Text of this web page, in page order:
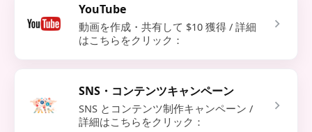
ブログ
YouTube
動画を作成・共有して $10 獲得 / 詳細
はこちらをクリック：
SNS・コンテンツキャンペーン
SNS とコンテンツ制作キャンペーン /
詳細はこちらをクリック：